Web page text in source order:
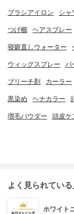
ブラシアイロン シャ
つげ櫛 ヘアスプレー
寝癖直しウォーター
ウィッグスプレー パ
ブリーチ剤 カーラー
黒染め ヘナカラー
増毛パウダー 頭皮ケ
よく見られてい
ホワイト